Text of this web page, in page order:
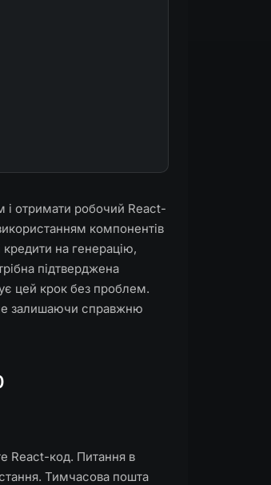
і отримати робочий React-
компонентів
на генерацію,
підтверджена
цей крок без проблем.
залишаючи справжню
React-код. Питання в
Тимчасова пошта